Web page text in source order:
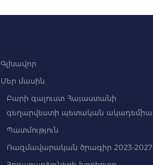
Գլխավոր
Մեր մասին
Բարի գալուստ Հայաստանի
գեղարվեստի պետական ակադեմիա
Պատմություն
Ռազմավարական ծրագիր 2023-2027